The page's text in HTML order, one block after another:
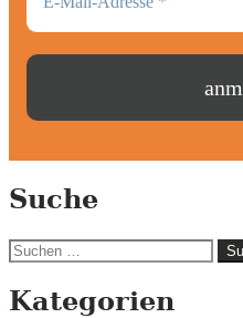
Suche
Suchen
Kategorien